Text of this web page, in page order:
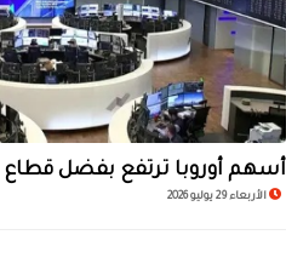
أسهم أوروبا ترتفع بفضل
الأربعاء 29 يوليو 2026